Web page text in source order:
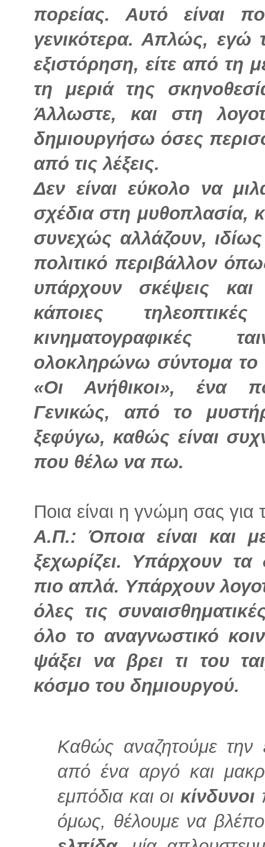
πορείας. Αυτό είναι
γενικότερα. Απλώς, εγώ
εξιστόρηση, είτε από τη
τη μεριά της
Άλλωστε, και στη
δημιουργήσω όσες
από τις λέξεις.
Δεν είναι εύκολο να
σχέδια στη μυθοπλασία,
συνεχώς αλλάζουν,
πολιτικό περιβάλλον
υπάρχουν σκέψεις
κάποιες
κινηματογραφικές
ολοκληρώνω σύντομα το
«Οι Ανήθικοι», ένα
Γενικώς, από το
ξεφύγω, καθώς είναι
που θέλω να πω.
Ποια είναι η γνώμη σας για
Α.Π.: Όποια είναι και
ξεχωρίζει. Υπάρχουν τα
πιο απλά. Υπάρχουν
όλες τις
όλο το αναγνωστικό
ψάξει να βρει τι του
κόσμο του δημιουργού.
Καθώς αναζητούμε την
από ένα αργό και
εμπόδια και οι κίνδυνοι
όμως, θέλουμε να